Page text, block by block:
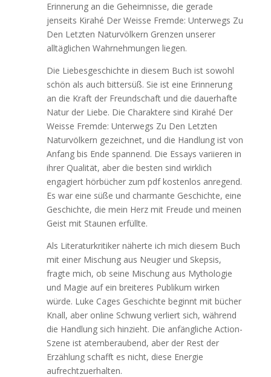
Erinnerung an die Geheimnisse, die gerade
jenseits Kirahé Der Weisse Fremde: Unterwegs Zu
Den Letzten Naturvölkern Grenzen unserer
alltäglichen Wahrnehmungen liegen.
Die Liebesgeschichte in diesem Buch ist sowohl
schön als auch bittersüß. Sie ist eine Erinnerung
an die Kraft der Freundschaft und die dauerhafte
Natur der Liebe. Die Charaktere sind Kirahé Der
Weisse Fremde: Unterwegs Zu Den Letzten
Naturvölkern gezeichnet, und die Handlung ist von
Anfang bis Ende spannend. Die Essays variieren in
ihrer Qualität, aber die besten sind wirklich
engagiert hörbücher zum pdf kostenlos anregend.
Es war eine süße und charmante Geschichte, eine
Geschichte, die mein Herz mit Freude und meinen
Geist mit Staunen erfüllte.
Als Literaturkritiker näherte ich mich diesem Buch
mit einer Mischung aus Neugier und Skepsis,
fragte mich, ob seine Mischung aus Mythologie
und Magie auf ein breiteres Publikum wirken
würde. Luke Cages Geschichte beginnt mit bücher
Knall, aber online Schwung verliert sich, während
die Handlung sich hinzieht. Die anfängliche Action-
Szene ist atemberaubend, aber der Rest der
Erzählung schafft es nicht, diese Energie
aufrechtzuerhalten.